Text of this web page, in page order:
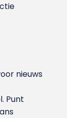
nieuws
Punt